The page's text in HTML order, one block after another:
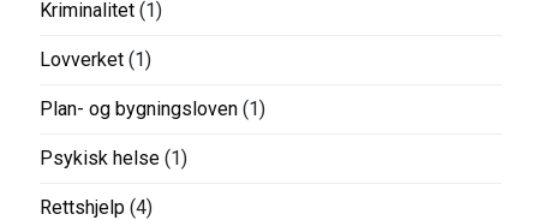
Kriminalitet (1)
Lovverket (1)
Plan- og bygningsloven (1)
Psykisk helse (1)
Rettshjelp (4)